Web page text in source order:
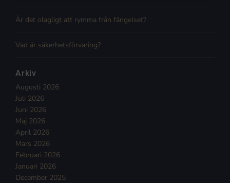
Är det olagligt att rymma från fängelset?
Vad är säkerhetsförvaring?
Arkiv
Augusti 2026
Juli 2026
Juni 2026
Maj 2026
April 2026
Mars 2026
Februari 2026
Januari 2026
December 2025